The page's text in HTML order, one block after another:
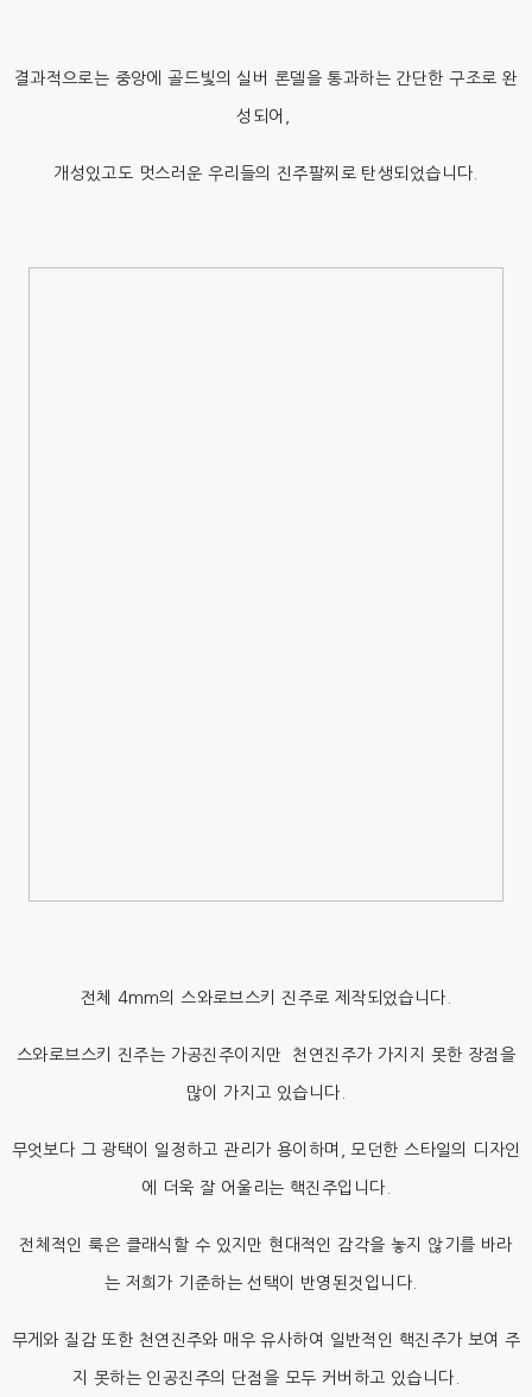
결과적으로는 중앙에 골드빛의 실버 론델을 통과하는 간단한 구조로 완
성되어,
개성있고도 멋스러운 우리들의 진주팔찌로 탄생되었습니다.
전체 4mm의 스와로브스키 진주로 제작되었습니다.
스와로브스키 진주는 가공진주이지만 천연진주가 가지지 못한 장점을
많이 가지고 있습니다.
무엇보다 그 광택이 일정하고 관리가 용이하며, 모던한 스타일의 디자인
에 더욱 잘 어울리는 핵진주입니다.
전체적인 룩은 클래식할 수 있지만 현대적인 감각을 놓지 않기를 바라
는 저희가 기준하는 선택이 반영된것입니다.
무게와 질감 또한 천연진주와 매우 유사하여 일반적인 핵진주가 보여 주
지 못하는 인공진주의 단점을 모두 커버하고 있습니다.